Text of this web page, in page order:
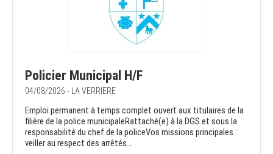
Policier Municipal H/F
04/08/2026 - LA VERRIERE
Emploi permanent à temps complet ouvert aux titulaires de la
filière de la police municipaleRattaché(e) à la DGS et sous la
responsabilité du chef de la policeVos missions principales :
veiller au respect des arrêtés...